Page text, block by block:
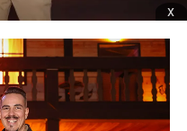
x